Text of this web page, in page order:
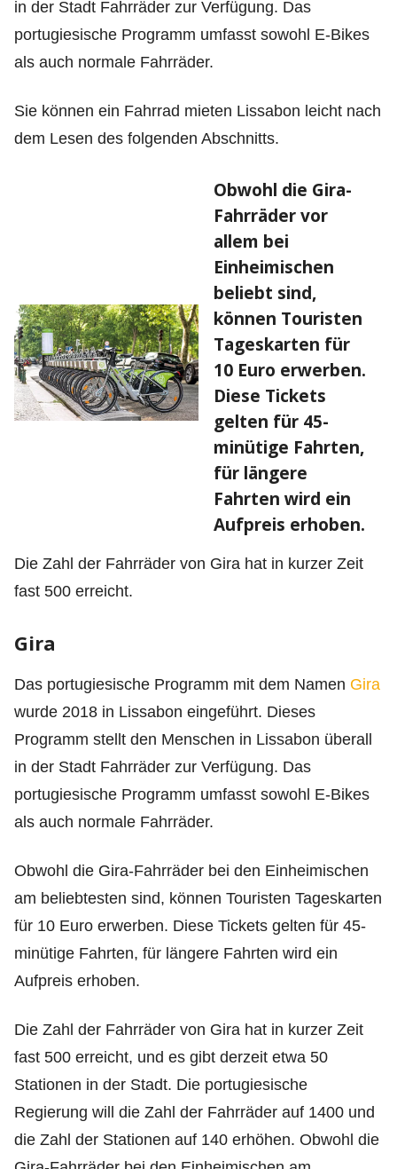
in der Stadt Fahrräder zur Verfügung. Das
portugiesische Programm umfasst sowohl E-Bikes
als auch normale Fahrräder.
Sie können ein Fahrrad mieten Lissabon leicht nach
dem Lesen des folgenden Abschnitts.
Obwohl die Gira-
Fahrräder vor
allem bei
Einheimischen
beliebt sind,
können Touristen
Tageskarten für
10 Euro erwerben.
Diese Tickets
gelten für 45-
minütige Fahrten,
für längere
Fahrten wird ein
Aufpreis erhoben.
Die Zahl der Fahrräder von Gira hat in kurzer Zeit
fast 500 erreicht.
Gira
Das portugiesische Programm mit dem Namen Gira
wurde 2018 in Lissabon eingeführt. Dieses
Programm stellt den Menschen in Lissabon überall
in der Stadt Fahrräder zur Verfügung. Das
portugiesische Programm umfasst sowohl E-Bikes
als auch normale Fahrräder.
Obwohl die Gira-Fahrräder bei den Einheimischen
am beliebtesten sind, können Touristen Tageskarten
für 10 Euro erwerben. Diese Tickets gelten für 45-
minütige Fahrten, für längere Fahrten wird ein
Aufpreis erhoben.
Die Zahl der Fahrräder von Gira hat in kurzer Zeit
fast 500 erreicht, und es gibt derzeit etwa 50
Stationen in der Stadt. Die portugiesische
Regierung will die Zahl der Fahrräder auf 1400 und
die Zahl der Stationen auf 140 erhöhen. Obwohl die